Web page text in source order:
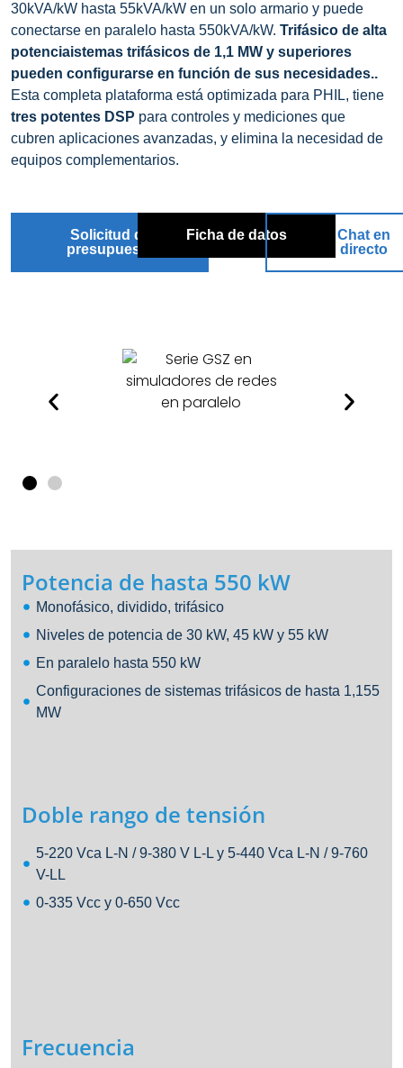
30kVA/kW hasta 55kVA/kW en un solo armario y puede
conectarse en paralelo hasta 550kVA/kW. Trifásico de alta
potenciaistemas trifásicos de 1,1 MW y superiores
pueden configurarse en función de sus necesidades..
Esta completa plataforma está optimizada para PHIL, tiene
tres potentes DSP para controles y mediciones que
cubren aplicaciones avanzadas, y elimina la necesidad de
equipos complementarios.
Solicitud de
presupuesto
Ficha de datos
Chat en
directo
Potencia de hasta 550 kW
Monofásico, dividido, trifásico
Niveles de potencia de 30 kW, 45 kW y 55 kW
En paralelo hasta 550 kW
Configuraciones de sistemas trifásicos de hasta 1,155
MW
Doble rango de tensión
5-220 Vca L-N / 9-380 V L-L y 5-440 Vca L-N / 9-760
V-LL
0-335 Vcc y 0-650 Vcc
Frecuencia